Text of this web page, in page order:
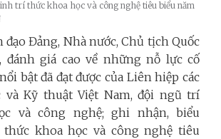
trí thức khoa học và công nghệ tiêu biểu năm
đạo Đảng, Nhà nước, Chủ tịch Quốc
đánh giá cao về những nỗ lực cố
bật đã đạt được của Liên hiệp các
và Kỹ thuật Việt Nam, đội ngũ trí
và công nghệ; ghi nhận, biểu
thức khoa học và công nghệ tiêu